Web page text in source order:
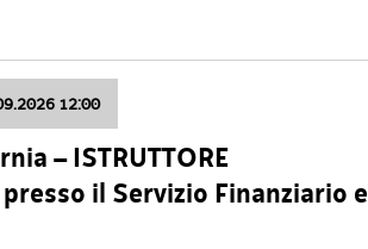
12:00
– ISTRUTTORE
il Servizio Finanziario e